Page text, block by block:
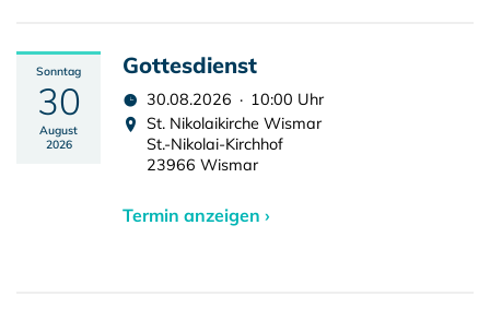
Sonntag
30
August
2026
Gottesdienst
30.08.2026 · 10:00 Uhr
St. Nikolaikirche Wismar
St.-Nikolai-Kirchhof
23966 Wismar
Termin anzeigen ›